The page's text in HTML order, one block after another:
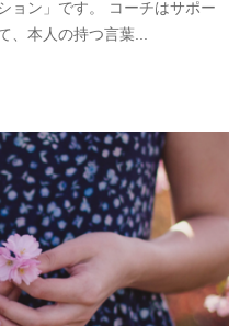
ョン」です。 コーチはサポー
、本人の持つ言葉...